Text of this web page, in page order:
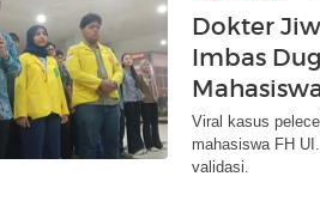
Dokter
Imbas
Viral kasus
mahasiswa FH
validasi.